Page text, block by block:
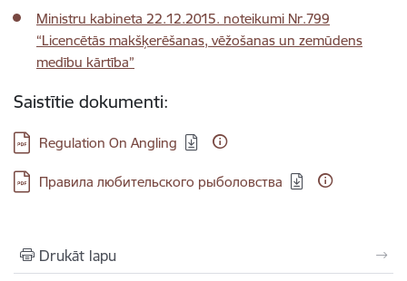
Ministru kabineta 22.12.2015. noteikumi Nr.799
“Licencētās makšķerēšanas, vēžošanas un zemūdens
medību kārtība”
Saistītie dokumenti:
Lejupielādēt:
Regulation On Angling
Lejupielādēt:
Правила любительского рыболовства
Drukāt lapu